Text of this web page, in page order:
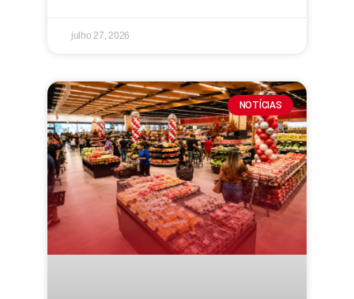
julho 27, 2026
NOTÍCIAS